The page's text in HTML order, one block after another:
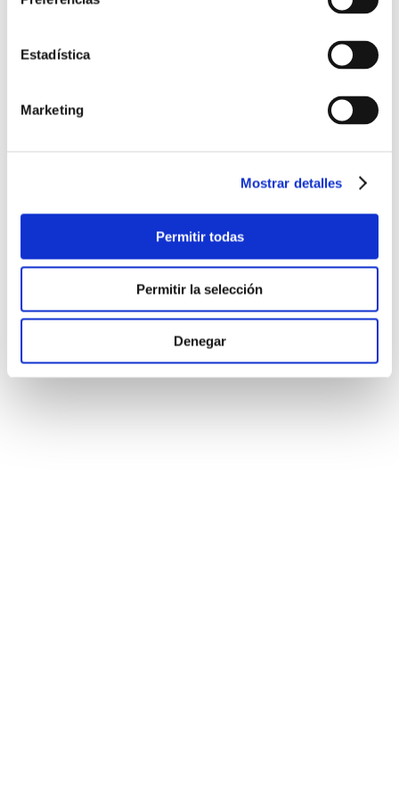
Estadística
Marketing
Mostrar detalles
Permitir todas
Permitir la selección
Denegar